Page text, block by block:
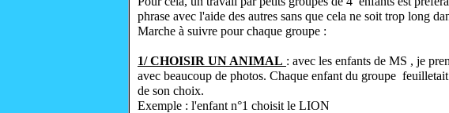
phrase avec l'aide des autres sans que cela ne soit trop long
Marche à suivre pour chaque groupe :
1/ CHOISIR UN ANIMAL : avec les enfants de MS , je
avec beaucoup de photos. Chaque enfant du groupe feuilletait
de son choix.
Exemple : l'enfant n°1 choisit le LION